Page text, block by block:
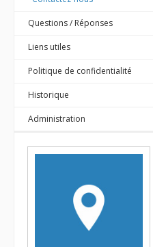
Questions / Réponses
Liens utiles
Politique de confidentialité
Historique
Administration